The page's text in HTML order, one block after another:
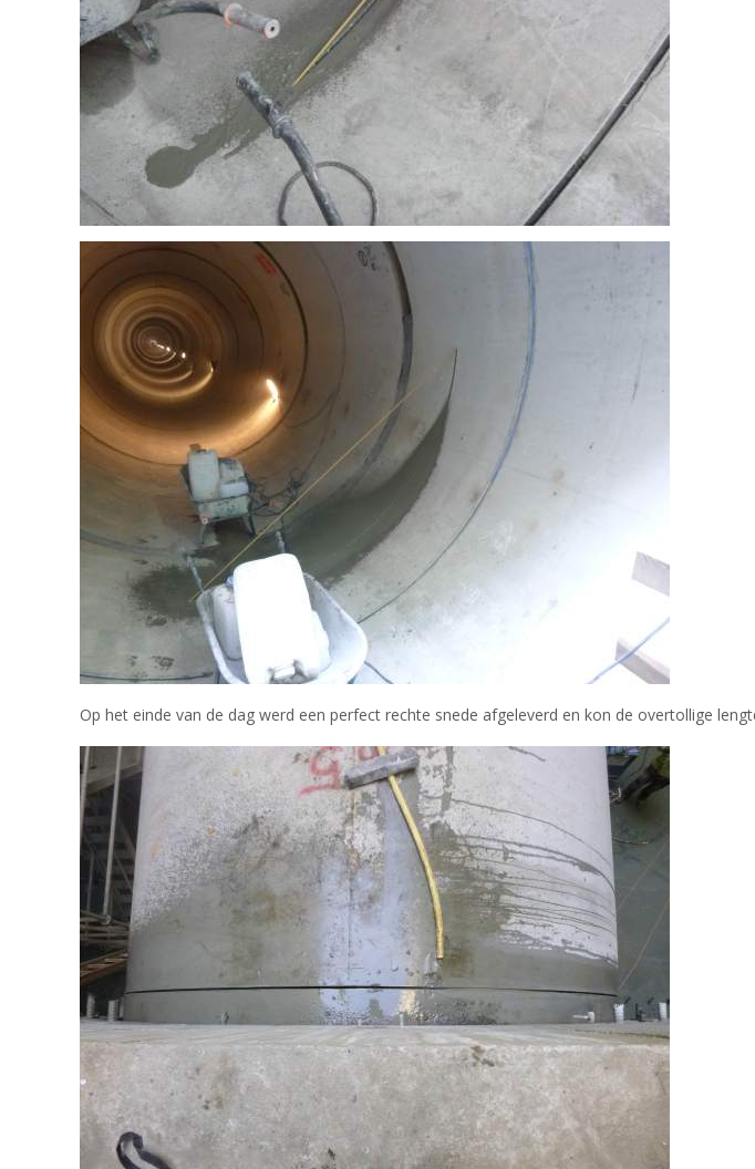
Op het einde van de dag werd een perfect rechte snede afgeleverd en kon de overtollige